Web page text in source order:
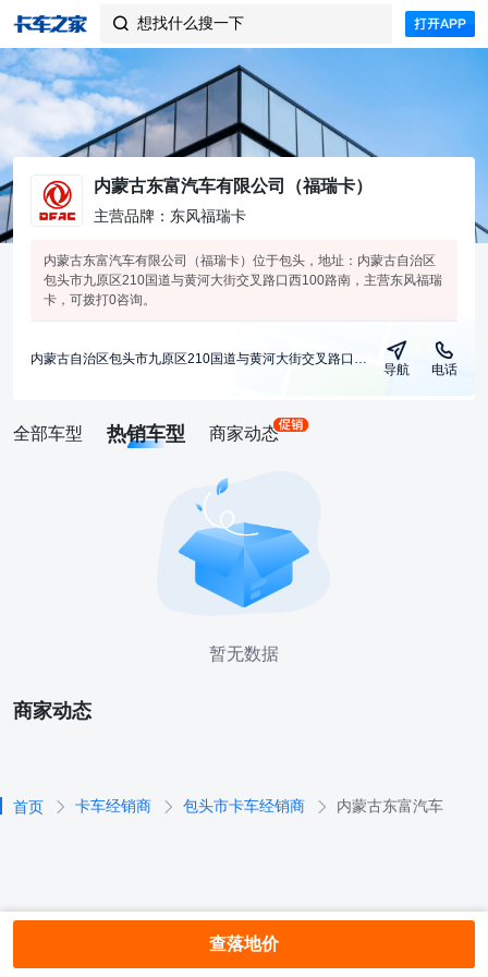
 想找什么搜一下
内蒙古东富汽车有限公司（福瑞卡）
主营品牌：东风福瑞卡
内蒙古东富汽车有限公司（福瑞卡）位于包头，地址：内蒙古自治区
包头市九原区210国道与黄河大街交叉路口西100路南，主营东风福瑞
卡，可拨打0咨询。
内蒙古自治区包头市九原区210国道与黄河大街交叉路口西100路南
导航 电话
全部车型 热销车型 商家动态
暂无数据
商家动态
首页 卡车经销商 包头市卡车经销商 内蒙古东富汽车
查落地价